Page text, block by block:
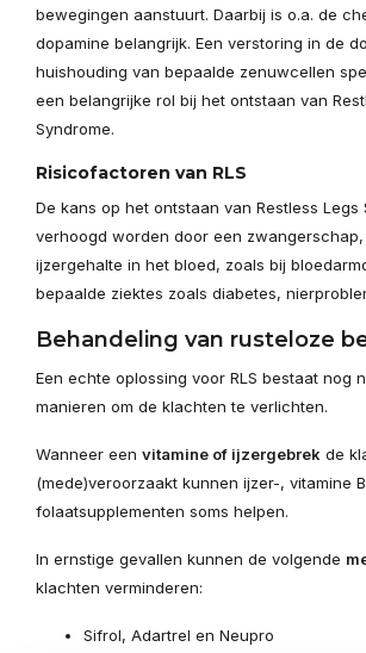
bewegingen aanstuurt. Daarbij is o.a. de
dopamine belangrijk. Een verstoring in de
huishouding van bepaalde zenuwcellen
een belangrijke rol bij het ontstaan van
Syndrome.
Risicofactoren van RLS
De kans op het ontstaan van Restless Legs
verhoogd worden door een
ijzergehalte in het bloed, zoals bij
bepaalde ziektes zoals diabetes,
Behandeling van rusteloze
Een echte oplossing voor RLS bestaat nog
manieren om de klachten te verlichten.
Wanneer een vitamine of ijzergebrek de
(mede)veroorzaakt kunnen ijzer-, vitamine
folaatsupplementen soms helpen.
In ernstige gevallen kunnen de volgende
klachten verminderen:
Sifrol, Adartrel en Neupro